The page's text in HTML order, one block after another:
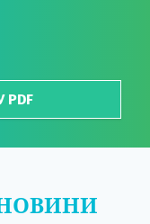
НОВИНИ